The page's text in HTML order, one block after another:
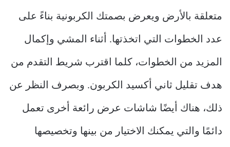
متعلقة بالأرض ويعرض بصمتك الكربونية بناءً على
عدد الخطوات التي اتخذتها. أثناء المشي وإكمال
المزيد من الخطوات، كلما اقترب شريط التقدم من
هدف تقليل ثاني أكسيد الكربون. وبصرف النظر عن
ذلك، هناك أيضًا شاشات عرض رائعة أخرى تعمل
دائمًا والتي يمكنك الاختيار من بينها وتخصيصها